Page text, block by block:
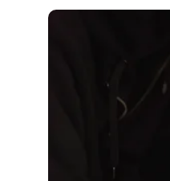
、その他)
エンジニ
K-12教育
ソフトウェア, Tech & SaaS
テレコム（OpenRoaming +
テクニカルサポート